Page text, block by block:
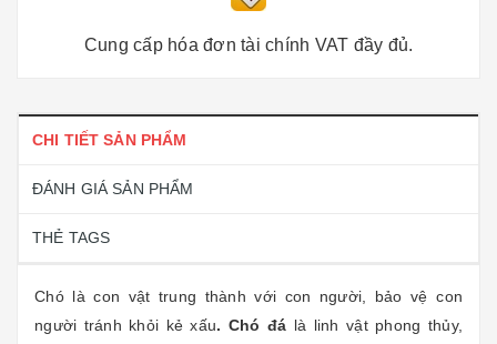
Cung cấp hóa đơn tài chính VAT đầy đủ.
CHI TIẾT SẢN PHẨM
ĐÁNH GIÁ SẢN PHẨM
THẺ TAGS
Chó là con vật trung thành với con người, bảo vệ con
người tránh khỏi kẻ xấu. Chó đá là linh vật phong thủy,